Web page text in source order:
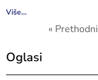
Više...
« Prethodni
Oglasi